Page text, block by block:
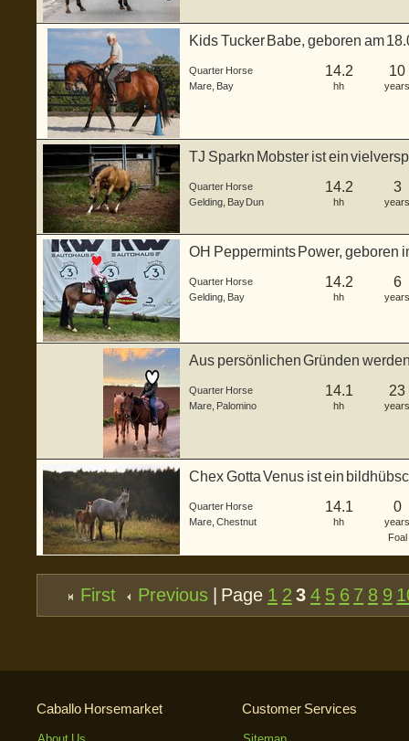
Kids Tucker Babe, geboren am
Quarter Horse
Mare Bay
14.2
hh
10
years
TJ Sparkn Mobster ist ein
Quarter Horse
Gelding Bay Dun
14.2
hh
3
years
OH Peppermints Power, geboren
Quarter Horse
Gelding Bay
14.2
hh
6
years
Aus persönlichen Gründen
Quarter Horse
Mare Palomino
14.1
hh
23
years
Chex Gotta Venus ist ein
Quarter Horse
Mare Chestnut
14.1
hh
0
years
Foal
First Previous| Page 1 2 3 4 5 6 7 8 9
Caballo Horsemarket Customer Services